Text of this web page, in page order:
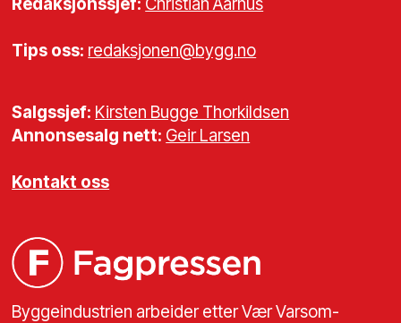
Tips oss: redaksjonen@bygg.no
Salgssjef: Kirsten Bugge Thorkildsen
Annonsesalg nett: Geir Larsen
Kontakt oss
Byggeindustrien arbeider etter Vær Varsom-